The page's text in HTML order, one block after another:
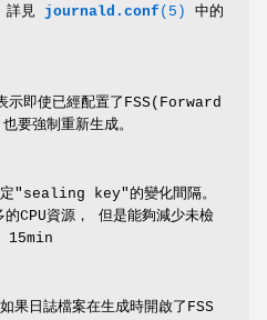
詳見 journald.conf (5)
中的
示即使已經配置了FSS(Forward
強制重新生成。
定"sealing key"的變化間隔。
CPU資源， 但是能夠減少未檢
15min
果日誌檔案在生成時開啟了FSS